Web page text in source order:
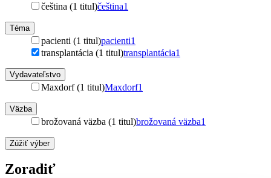
čeština (1 titul)čeština1
Téma
pacienti (1 titul)pacienti1
transplantácia (1 titul)transplantácia1
Vydavateľstvo
Maxdorf (1 titul)Maxdorf1
Väzba
brožovaná väzba (1 titul)brožovaná väzba1
Zúžiť výber
Zoradiť